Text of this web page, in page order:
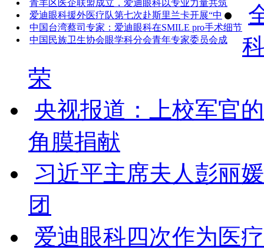
青羊区医企联盟成立，爱迪眼科以专业力量共筑
爱迪眼科援外医疗队第七次赴斯里兰卡开展“中
中国台湾蔡司专家：爱迪眼科在SMILE pro手术细节
中国民族卫生协会眼学科分会青年专家委员会成
荣
央视报道：上校军官
角膜捐献
习近平主席夫人彭丽
团
爱迪眼科四次作为医